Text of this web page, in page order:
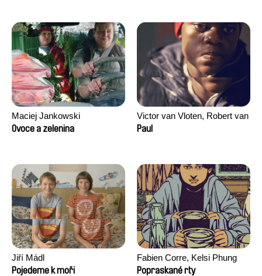
Maciej Jankowski
Ovoce a zelenina
Victor van Vloten, Robert van
Wingerden
Paul
Jiří Mádl
Pojedeme k moři
Fabien Corre, Kelsi Phung
Popraskané rty